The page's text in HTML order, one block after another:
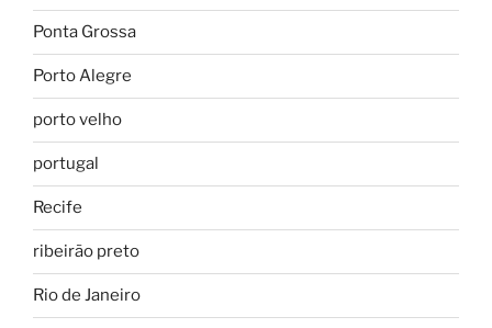
Ponta Grossa
Porto Alegre
porto velho
portugal
Recife
ribeirão preto
Rio de Janeiro